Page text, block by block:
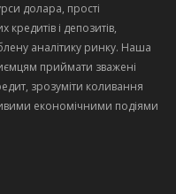
долара, прості
і депозитів,
аналітику ринку. Наша
приймати зважені
зрозуміти коливання
економічними подіями